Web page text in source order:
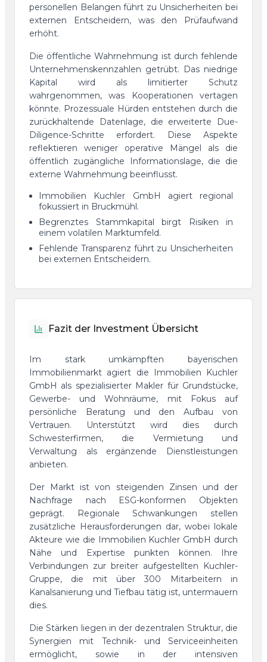
personellen Belangen führt zu Unsicherheiten bei
externen Entscheidern, was den Prüfaufwand
erhöht.
Die öffentliche Wahrnehmung ist durch fehlende
Unternehmenskennzahlen getrübt. Das niedrige
Kapital wird als limitierter Schutz
wahrgenommen, was Kooperationen vertagen
könnte. Prozessuale Hürden entstehen durch die
zurückhaltende Datenlage, die erweiterte Due-
Diligence-Schritte erfordert. Diese Aspekte
reflektieren weniger operative Mängel als die
öffentlich zugängliche Informationslage, die die
externe Wahrnehmung beeinflusst.
Immobilien Kuchler GmbH agiert regional
fokussiert in Bruckmühl.
Begrenztes Stammkapital birgt Risiken in
einem volatilen Marktumfeld.
Fehlende Transparenz führt zu Unsicherheiten
bei externen Entscheidern.
Fazit der Investment Übersicht
Im stark umkämpften bayerischen
Immobilienmarkt agiert die Immobilien Kuchler
GmbH als spezialisierter Makler für Grundstücke,
Gewerbe- und Wohnräume, mit Fokus auf
persönliche Beratung und den Aufbau von
Vertrauen. Unterstützt wird dies durch
Schwesterfirmen, die Vermietung und
Verwaltung als ergänzende Dienstleistungen
anbieten.
Der Markt ist von steigenden Zinsen und der
Nachfrage nach ESG-konformen Objekten
geprägt. Regionale Schwankungen stellen
zusätzliche Herausforderungen dar, wobei lokale
Akteure wie die Immobilien Kuchler GmbH durch
Nähe und Expertise punkten können. Ihre
Verbindungen zur breiter aufgestellten Kuchler-
Gruppe, die mit über 300 Mitarbeitern in
Kanalsanierung und Tiefbau tätig ist, untermauern
dies.
Die Stärken liegen in der dezentralen Struktur, die
Synergien mit Technik- und Serviceeinheiten
ermöglicht, sowie in der intensiven